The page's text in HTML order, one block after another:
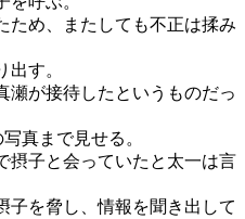
ため、またしても不正は揉み
す。
瀬が接待したというものだっ
真まで見せる。
摂子と会っていたと太一は言
子を脅し、情報を聞き出して